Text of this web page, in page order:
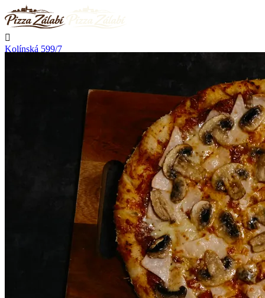

Kolínská 599/7
Začíná rozvážet v 11:00